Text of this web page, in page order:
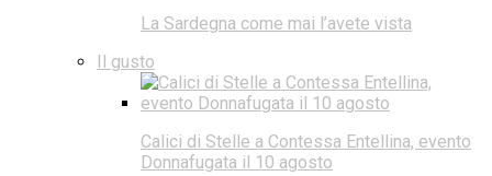
La Sardegna come mai l’avete vista
Il gusto
Calici di Stelle a Contessa Entellina, evento
Donnafugata il 10 agosto